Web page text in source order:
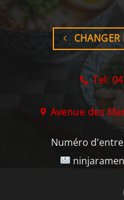
CHANGER
Tel:
Avenue des
Numéro